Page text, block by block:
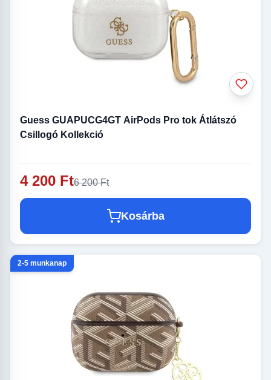
Guess GUAPUCG4GT AirPods Pro tok Átlátszó
Csillogó Kollekció
4 200 Ft6 200 Ft
Kosárba
2-5 munkanap